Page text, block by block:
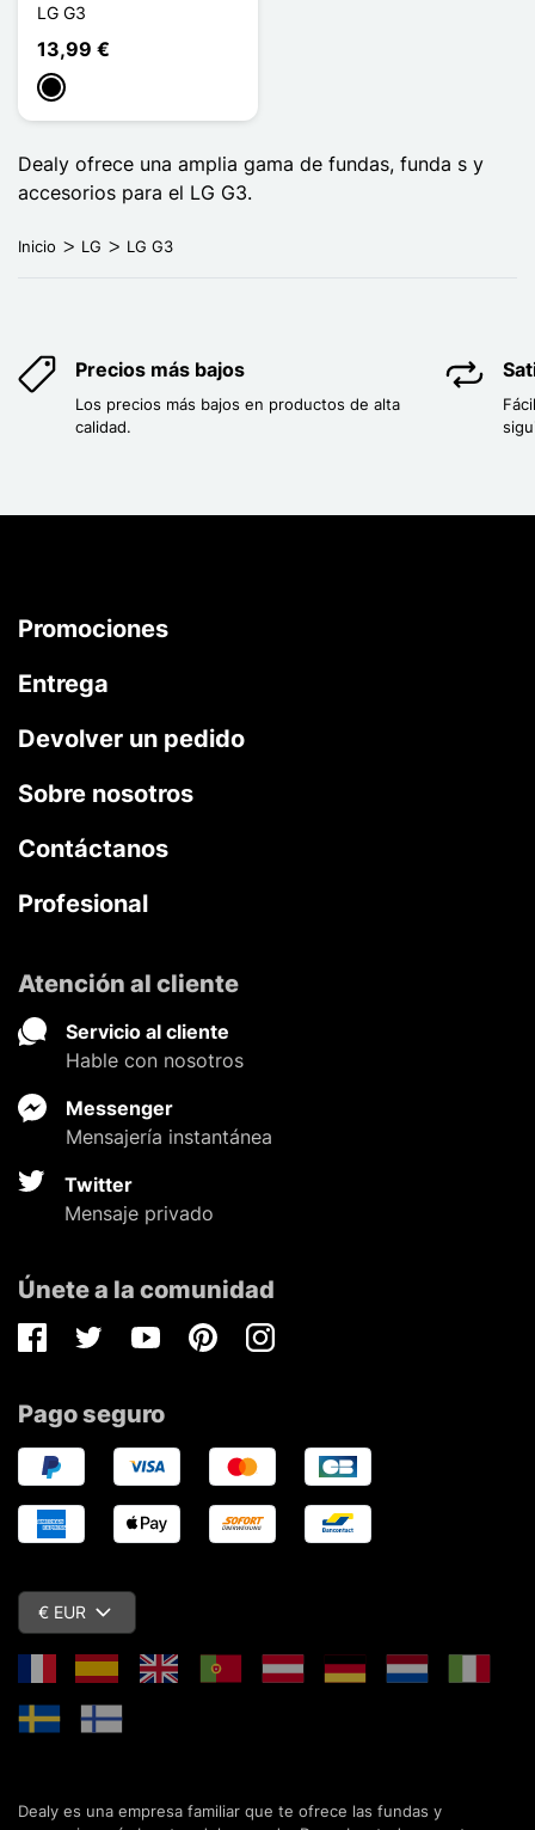
LG G3
13,99 €
Negro
Dealy ofrece una amplia gama de fundas, funda s y
accesorios para el LG G3.
Inicio LG LG G3
Precios más bajos
Los precios más bajos en productos de alta
calidad.
Promociones
Entrega
Devolver un pedido
Sobre nosotros
Contáctanos
Profesional
Atención al cliente
Servicio al cliente
Hable con nosotros
Messenger
Mensajería instantánea
Twitter
Mensaje privado
Únete a la comunidad
FacebookTwitterYoutubePinterestInstagram
Pago seguro
€ EUR
Dealy es una empresa familiar que te ofrece las fundas y